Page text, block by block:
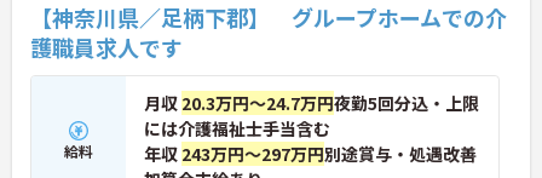
【神奈川県／足柄下郡】 グループホームでの介
護職員求人です
給料
月収 20.3万円～24.7万円夜勤5回分込・上限
には介護福祉士手当含む
年収 243万円～297万円別途賞与・処遇改善